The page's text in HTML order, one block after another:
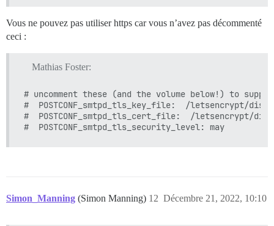
Vous ne pouvez pas utiliser https car vous n’avez pas décommenté
ceci :
Mathias Foster:
# uncomment these (and the volume below!) to
#  POSTCONF_smtpd_tls_key_file:  /letsencrypt/
#  POSTCONF_smtpd_tls_cert_file:  /letsencrypt/
Simon_Manning (Simon Manning) Décembre 21, 2022, 10:10
12